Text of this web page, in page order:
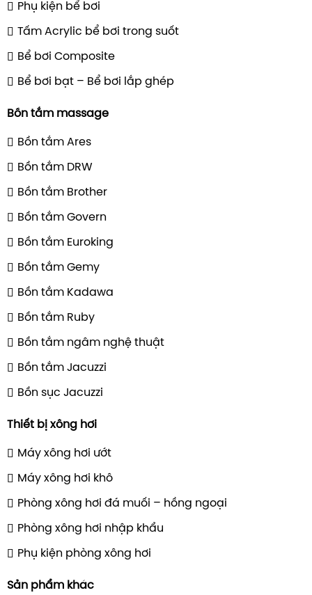
Phụ kiện bể bơi
Tấm Acrylic bể bơi trong suốt
Bể bơi Composite
Bể bơi bạt – Bể bơi lắp ghép
Bồn tắm massage
Bồn tắm Ares
Bồn tắm DRW
Bồn tắm Brother
Bồn tắm Govern
Bồn tắm Euroking
Bồn tắm Gemy
Bồn tắm Kadawa
Bồn tắm Ruby
Bồn tắm ngâm nghệ thuật
Bồn tắm Jacuzzi
Bồn sục Jacuzzi
Thiết bị xông hơi
Máy xông hơi ướt
Máy xông hơi khô
Phòng xông hơi đá muối – hồng ngoại
Phòng xông hơi nhập khẩu
Phụ kiện phòng xông hơi
Sản phẩm khác